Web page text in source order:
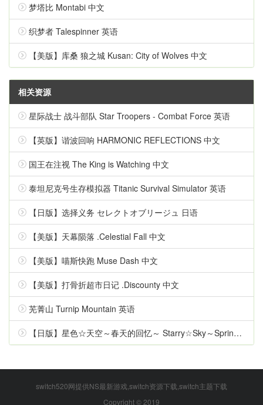
梦塔比 Montabi 中文
织梦者 Talespinner 英语
【美版】库桑 狼之城 Kusan: City of Wolves 中文
相关资源
星际战士 战斗部队 Star Troopers - Combat Force 英语
【英版】谐波回响 HARMONIC REFLECTIONS 中文
国王在注视 The King is Watching 中文
泰坦尼克号生存模拟器 Titanic Survival Simulator 英语
【日版】选择义务 セレクトオブリージュ 日语
【美版】天幕陨落 .Celestial Fall 中文
【美版】喵斯快跑 Muse Dash 中文
【美版】打骨折超市日记 .Discounty 中文
芜菁山 Turnip Mountain 英语
【日版】星色☆天空～春天的回忆～ Starry☆Sky～Spring Memories～ 日语
switch520网提供NS最新游戏,switch资源下载,switch主题下载
Copyright © 2019